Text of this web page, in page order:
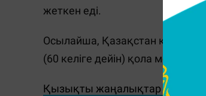
жеткен еді.
Осылайша, Қазақстан
(60 келіге дейін) қола медаль
Қызықты жаңалықтар мен